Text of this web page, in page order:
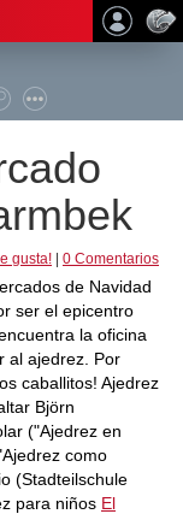
gusta! 0 Comentarios
de Navidad
ser el epicentro
la oficina
al ajedrez. Por
caballitos! Ajedrez
Björn
("Ajedrez en
como
(Stadteilschule
para niños El